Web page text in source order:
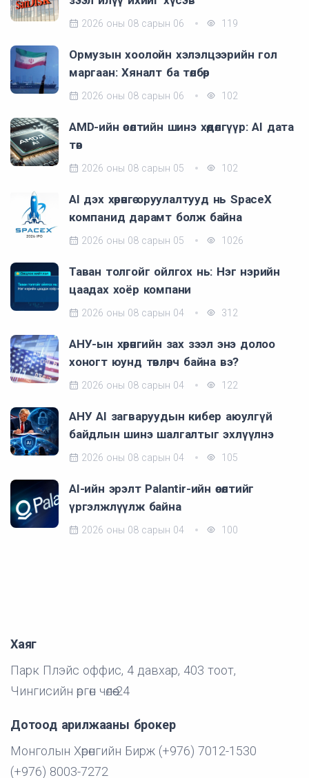
2026 оны 08 сарын 06 119
Ормузын хоолойн хэлэлцээрийн гол
маргаан: Хяналт ба төлбөр
2026 оны 08 сарын 06 102
AMD-ийн өсөлтийн шинэ хөдөлгүүр: AI дата
төв
2026 оны 08 сарын 05 102
AI дэх хөрөнгө оруулалтууд нь SpaceX
компанид дарамт болж байна
2026 оны 08 сарын 05 1026
Таван толгойг ойлгох нь: Нэг нэрийн
цаадах хоёр компани
2026 оны 08 сарын 04 312
АНУ-ын хөрөнгийн зах зээл энэ долоо
хоногт юунд төвлөрч байна вэ?
2026 оны 08 сарын 04 122
АНУ AI загваруудын кибер аюулгүй
байдлын шинэ шалгалтыг эхлүүлнэ
2026 оны 08 сарын 04 105
AI-ийн эрэлт Palantir-ийн өсөлтийг
үргэлжлүүлж байна
2026 оны 08 сарын 04 100
Хаяг
Парк Плэйс оффис, 4 давхар, 403 тоот,
Чингисийн өргөн чөлөө-24
Дотоод арилжааны брокер
Монголын Хөрөнгийн Бирж (+976) 7012-1530
(+976) 8003-7272